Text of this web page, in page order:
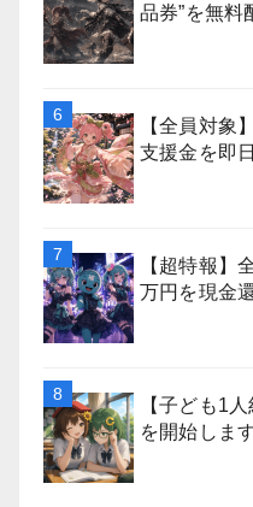
品券”を無料
【全員対象
支援金を即
【超特報】
万円を現金
【子ども1
を開始します